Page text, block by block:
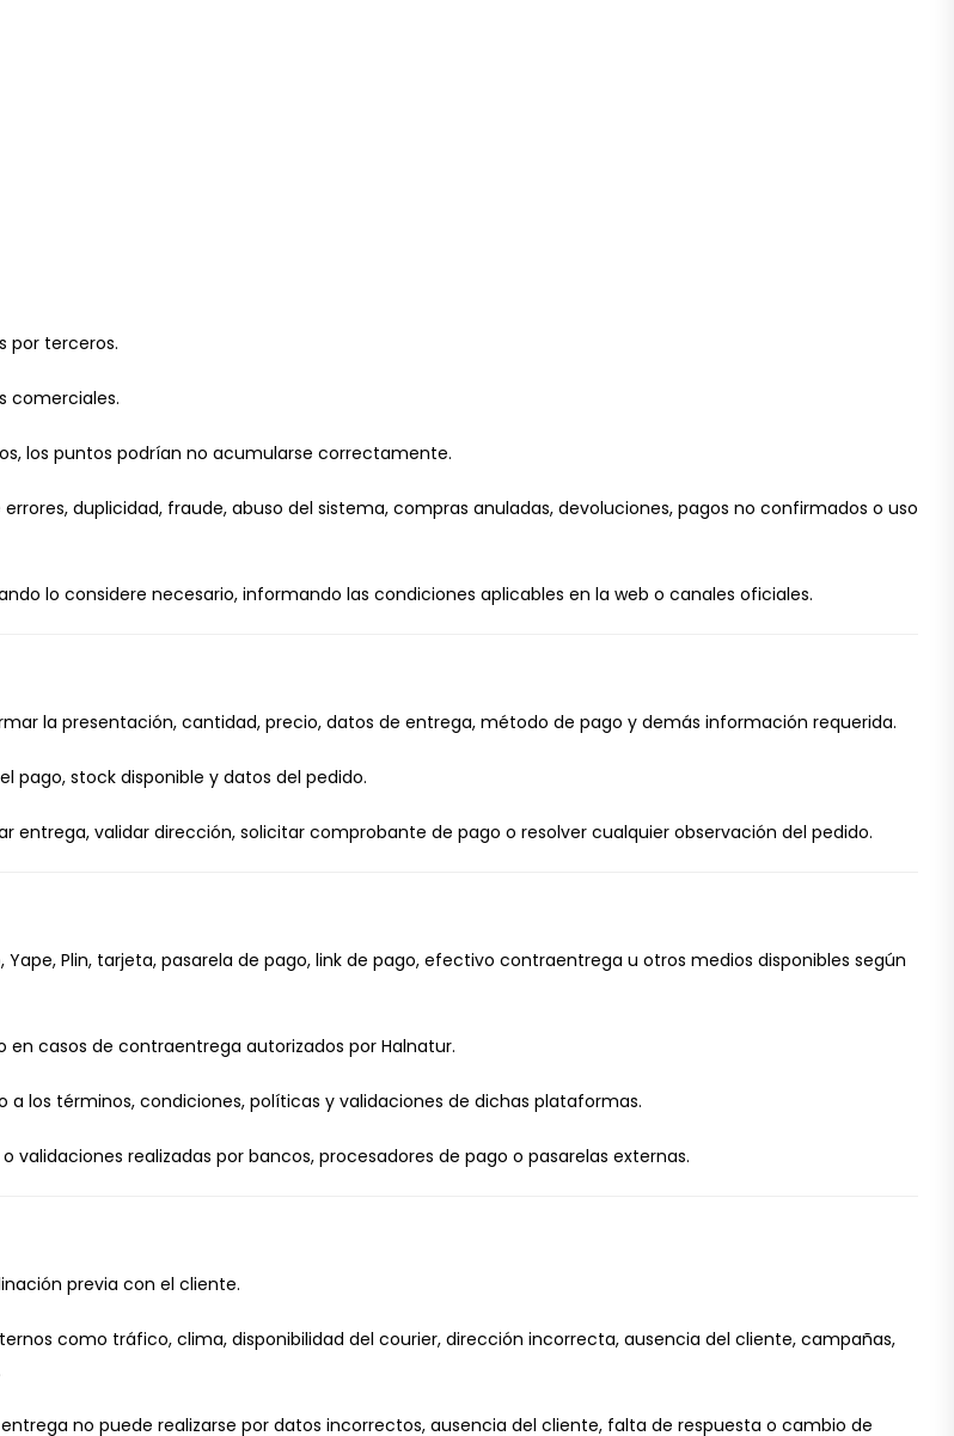
por terceros.
comerciales.
los puntos podrían no acumularse correctamente.
duplicidad, fraude, abuso del sistema, compras anuladas, devoluciones, pagos no confirmados o uso
lo considere necesario, informando las condiciones aplicables en la web o canales oficiales.
la presentación, cantidad, precio, datos de entrega, método de pago y demás información requerida.
pago, stock disponible y datos del pedido.
validar dirección, solicitar comprobante de pago o resolver cualquier observación del pedido.
Plin, tarjeta, pasarela de pago, link de pago, efectivo contraentrega u otros medios disponibles según
en casos de contraentrega autorizados por Halnatur.
los términos, condiciones, políticas y validaciones de dichas plataformas.
validaciones realizadas por bancos, procesadores de pago o pasarelas externas.
previa con el cliente.
como tráfico, clima, disponibilidad del courier, dirección incorrecta, ausencia del cliente, campañas,
no puede realizarse por datos incorrectos, ausencia del cliente, falta de respuesta o cambio de